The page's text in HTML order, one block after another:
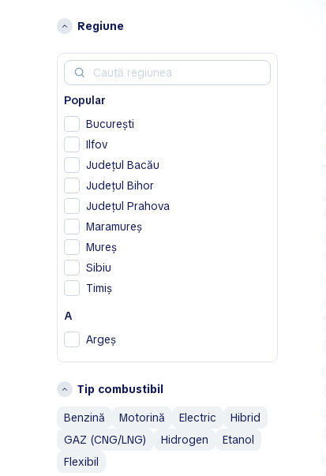
C
Chevrolet
Chrysler
Citroen
Cupra
D
Dodge
DS
Ferrari
Fiat
G
Genesis
H
Honda
Hummer
Ineos
Regiune
Popular
București
Ilfov
Județul Bacău
Județul Bihor
Județul Prahova
Maramureș
Mureș
Sibiu
Timiș
A
Argeș
B
Bistrița-Năsăud
Brașov
C
Constanţa
Tip combustibil
Benzină
Motorină Electric
Hibrid
GAZ (CNG/LNG)
Hidrogen
Etanol
Flexibil